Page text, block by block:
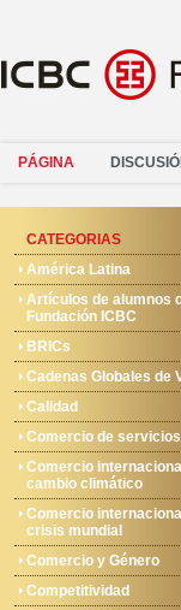
PÁGINA
CATEGORIAS
América Latina
Artículos de alumnos
Fundación ICBC
BRICs
Cadenas Globales de
Calidad
Comercio de servicios
Comercio
cambio climático
Comercio
crisis mundial
Comercio y Género
Competitividad